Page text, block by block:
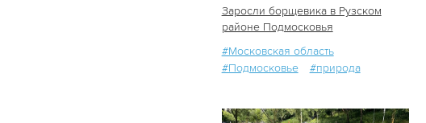
Заросли борщевика в Рузском
районе Подмосковья
#Московская область
#Подмосковье
#природа